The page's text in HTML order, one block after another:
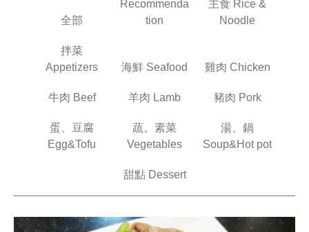
全部
Recommenda
tion
主食 Rice &
Noodle
拌菜
Appetizers
海鮮 Seafood 雞肉 Chicken
牛肉 Beef 羊肉 Lamb 豬肉 Pork
蛋、豆腐
Egg&Tofu
蔬。素菜
Vegetables
湯、鍋
Soup&Hot pot
甜點 Dessert